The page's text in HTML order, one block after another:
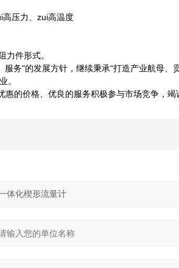
压力、zui高温度
力件形式。
服务"的发展方针，继续秉承“打造产业航母
。
的价格、优良的服务积极参与市场竞争，竭